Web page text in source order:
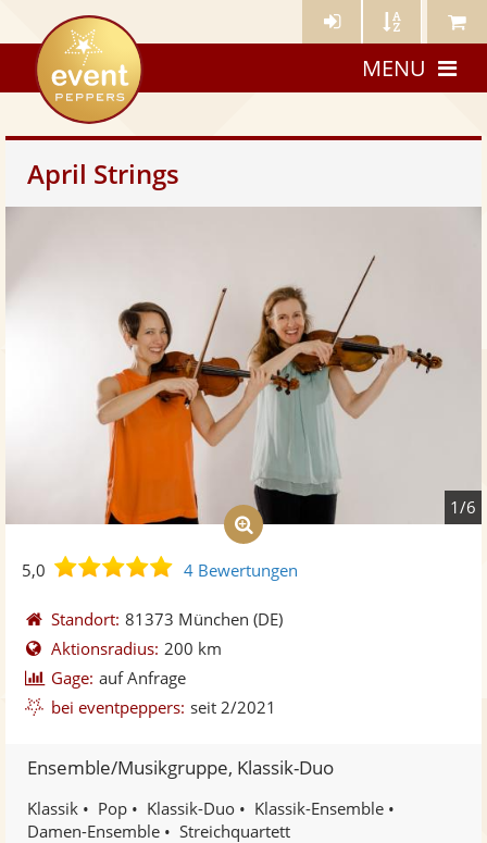
Künstler- Künstler Meine
eventpeppers
MENU
April Strings
1/6
5,0
5,0
5
Sternen
4 Bewertungen
Standort: 81373 München (DE)
Aktionsradius: 200 km
Gage: auf Anfrage
bei eventpeppers: seit 2/2021
Ensemble/Musikgruppe, Klassik-Duo
Klassik Pop Klassik-Duo
Klassik-Ensemble
Damen-Ensemble
Streichquartett